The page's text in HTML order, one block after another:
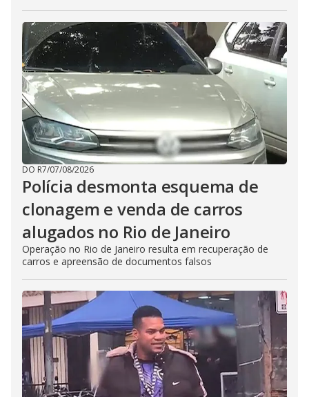
DO R7/07/08/2026
Polícia desmonta esquema de
clonagem e venda de carros
alugados no Rio de Janeiro
Operação no Rio de Janeiro resulta em recuperação de
carros e apreensão de documentos falsos